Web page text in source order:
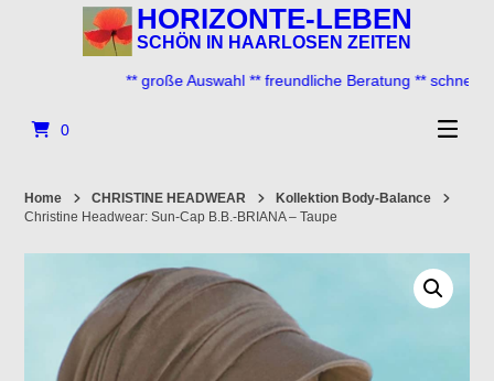
HORIZONTE-LEBEN
SCHÖN IN HAARLOSEN ZEITEN
** große Auswahl ** freundliche Beratung ** schneller
0
Home CHRISTINE HEADWEAR
Kollektion Body-Balance
Christine Headwear: Sun-Cap B.B.-BRIANA – Taupe